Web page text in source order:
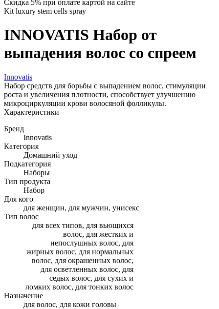
Скидка 5% при оплате картой на сайте
Kit luxury stem cells spray
INNOVATIS Набор от
выпадения волос со спреем
Innovatis
Набор средств для борьбы с выпадением волос, стимуляции
роста и увеличения плотности, способствует улучшению
микроциркуляции крови волосяной фолликулы.
Характеристики
Бренд
Innovatis
Категория
Домашний уход
Подкатегория
Наборы
Тип продукта
Набор
Для кого
для женщин, для мужчин, унисекс
Тип волос
для всех типов, для вьющихся
волос, для жестких и
непослушных волос, для
жирных волос, для нормальных
волос, для окрашенных волос,
для осветленных волос, для
седых волос, для сухих и
ломких волос, для тонких волос
Назначение
для волос, для кожи головы